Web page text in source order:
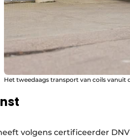
Het tweedaags transport van coils vanuit
volgens certificeerder